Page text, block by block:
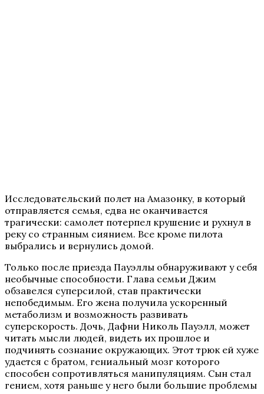
Исследовательский полет на Амазонку, в который
отправляется семья, едва не оканчивается
трагически: самолет потерпел крушение и рухнул в
реку со странным сиянием. Все кроме пилота
выбрались и вернулись домой.
Только после приезда Пауэллы обнаруживают у себя
необычные способности. Глава семьи Джим
обзавелся суперсилой, став практически
непобедимым. Его жена получила ускоренный
метаболизм и возможность развивать
суперскорость. Дочь, Дафни Николь Пауэлл, может
читать мысли людей, видеть их прошлое и
подчинять сознание окружающих. Этот трюк ей хуже
удается с братом, гениальный мозг которого
способен сопротивляться манипуляциям. Сын стал
гением, хотя раньше у него были большие проблемы